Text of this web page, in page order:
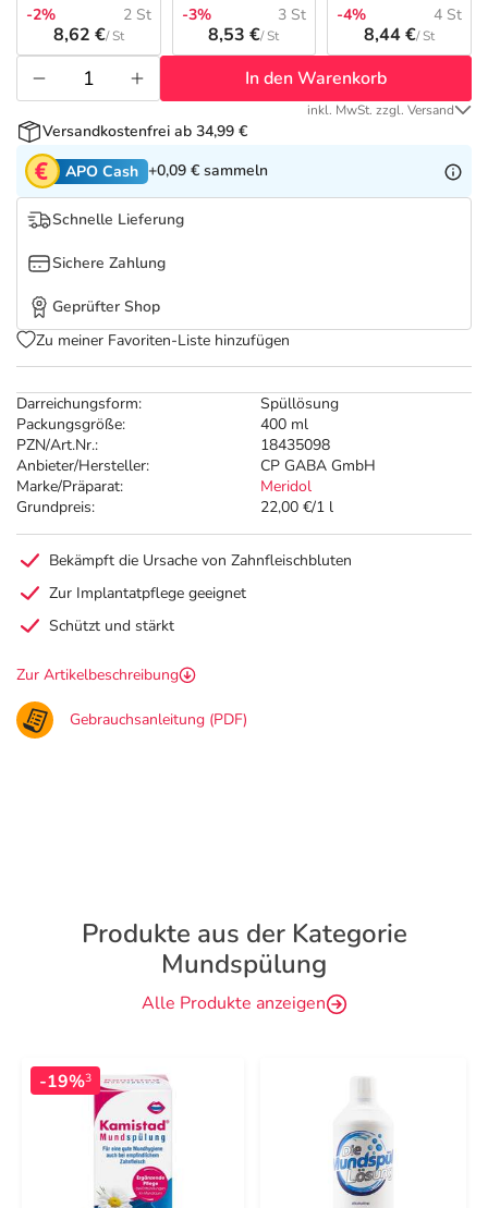
Tierapotheke
Vitamine & Mineralstoffe
Marken
Salus Deals
Darreichungsform:
Spüllösung
Packungsgröße:
400 ml
PZN/Art.Nr.:
18435098
Anbieter/Hersteller:
CP GABA GmbH
Marke/Präparat:
Meridol
Grundpreis:
22,00 €/1 l
-2%
2 St
8,62 €/ St
-3% 3 St
8,53 €/ St
-4% 4 St
8,44 €/ St
In den Warenkorb
inkl. MwSt. zzgl. Versand
Versandkostenfrei ab 34,99 €
APO Cash +0,09 € sammeln
Schnelle Lieferung
Sichere Zahlung
Geprüfter Shop
Zu meiner Favoriten-Liste hinzufügen
Bekämpft die Ursache von Zahnfleischbluten
Zur Implantatpflege geeignet
Schützt und stärkt
Zur Artikelbeschreibung
Gebrauchsanleitung (PDF)
Produkte aus der Kategorie
Mundspülung
Alle Produkte anzeigen
-19%3